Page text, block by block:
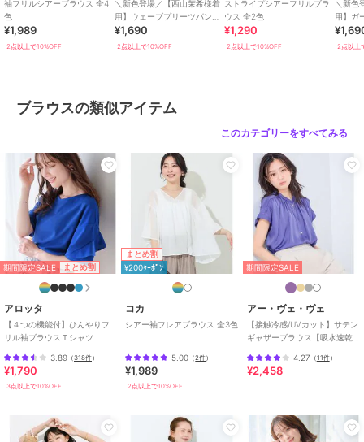
コカ
ショップ コカ
トップス ／
ダークベージュ、ホワイト、ピン
ウン、ブラック
サイズ S,M,L,XL
素材
再生繊維(セルロース)65％ナイロ
商品のお取り扱い方法
お手入れ 洗濯機
ナイロン/ 綿・コットン素材/
５分・７
分袖 / フレアスリーブ
ドルマ
ンスリーブ
LL･13号以上あり /
S･7号以下あり
ー・Uネック
袖フリルシアーブラウス 全4
色
¥1,989
2点以上で10%OFF
＼新色登場／【西山茉希様着
用】ウェーブプリーツパンツ
全12色 / セルフカット可能
¥1,690
2点以上で10%OFF
ストライプシアーフリルブラ
ウス 全2色
¥1,290
2点以上で10%OFF
＼新色
用】ガ
房対策
2点以上
ブラウスの類似アイテム
このカテゴリーをすべてみる
期間限定SALE まとめ割
アロッタ
【４つの機能付】ひんやりフ
リル袖ブラウスＴシャツ
3.89 （318件）
¥1,790
3点以上で10%OFF
まとめ割
¥200ｸｰﾎﾟﾝ
コカ
シアー袖フレアブラウス 全3色
5.00 （2件）
¥1,989
2点以上で10%OFF
期間限定SALE
アー・ヴェ・ヴェ
【接触冷感/UVカット】サテン
ギャザーブラウス【吸水速乾/
4.27 （11件）
¥2,458